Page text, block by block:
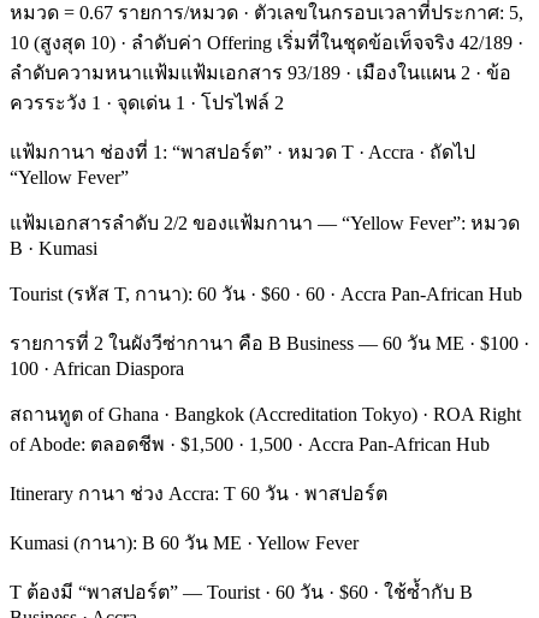
หมวด = 0.67 รายการ/หมวด · ตัวเลขในกรอบเวลาที่ประกาศ: 5,
10 (สูงสุด 10) · ลำดับค่า Offering เริ่มที่ในชุดข้อเท็จจริง 42/189 ·
ลำดับความหนาแฟ้มแฟ้มเอกสาร 93/189 · เมืองในแผน 2 · ข้อ
ควรระวัง 1 · จุดเด่น 1 · โปรไฟล์ 2
แฟ้มกานา ช่องที่ 1: “พาสปอร์ต” · หมวด T · Accra · ถัดไป
“Yellow Fever”
แฟ้มเอกสารลำดับ 2/2 ของแฟ้มกานา — “Yellow Fever”: หมวด
B · Kumasi
Tourist (รหัส T, กานา): 60 วัน · $60 · 60 · Accra Pan-African Hub
รายการที่ 2 ในผังวีซ่ากานา คือ B Business — 60 วัน ME · $100 ·
100 · African Diaspora
สถานทูต of Ghana · Bangkok (Accreditation Tokyo) · ROA Right
of Abode: ตลอดชีพ · $1,500 · 1,500 · Accra Pan-African Hub
Itinerary กานา ช่วง Accra: T 60 วัน · พาสปอร์ต
Kumasi (กานา): B 60 วัน ME · Yellow Fever
T ต้องมี “พาสปอร์ต” — Tourist · 60 วัน · $60 · ใช้ซ้ำกับ B